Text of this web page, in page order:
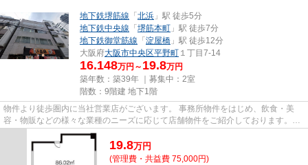
地下鉄堺筋線 「北浜 」駅 徒歩5分
地下鉄中央線 「堺筋本町 」駅 徒歩7分
地下鉄御堂筋線 「淀屋橋 」駅 徒歩12分
大阪府大阪市中央区平野町 １丁目7-14
16.148万円～ 19.8万円
築年数：築39年 ｜募集中： 2室
階数：9階建 地下1階
物件より徒歩圏内に当社営業店がございます。 事務所物件をはじめ、飲食・美
容・物販などの様々な業種のニーズに応じて店舗物件をご紹介しております。
尚、弊社ではおとり広告は一切...
19.8万円
(管理費・共益費 75,000円)